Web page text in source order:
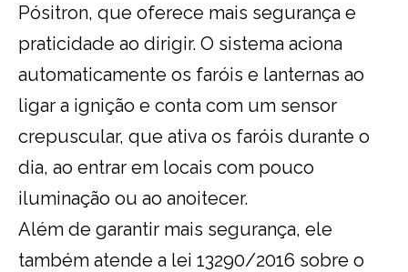
Pósitron, que oferece mais segurança e
praticidade ao dirigir. O sistema aciona
automaticamente os faróis e lanternas ao
ligar a ignição e conta com um sensor
crepuscular, que ativa os faróis durante o
dia, ao entrar em locais com pouco
iluminação ou ao anoitecer.
Além de garantir mais segurança, ele
também atende a lei 13290/2016 sobre o